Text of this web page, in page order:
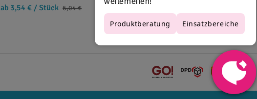
ab 3,54 € / Stück 6,04 €